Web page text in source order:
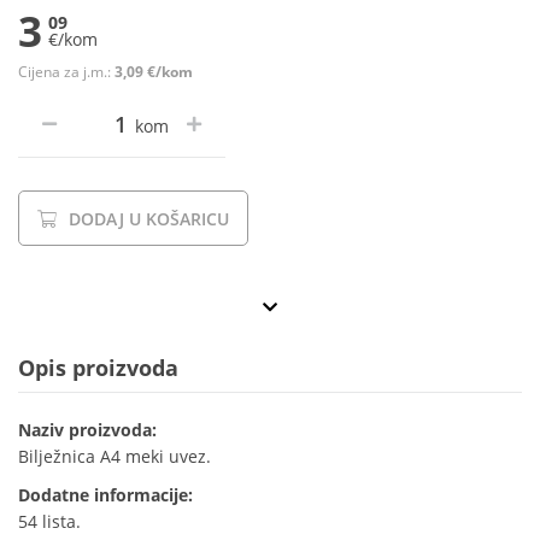
3 09
€/kom
Cijena za j.m.: 3,09 €/kom
kom
DODAJ U KOŠARICU
Opis proizvoda
Naziv proizvoda:
Bilježnica A4 meki uvez.
Dodatne informacije:
54 lista.